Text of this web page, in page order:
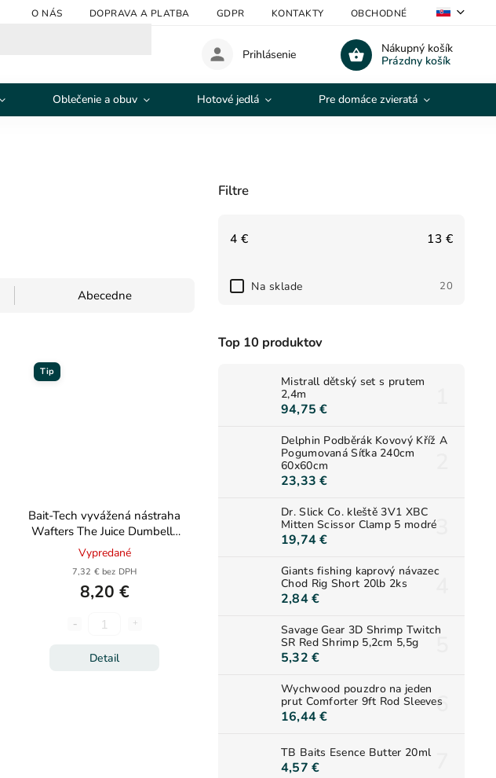
O NÁS DOPRAVA A PLATBA GDPR KONTAKTY OBCHODNÉ PODMIENKY
Nákupný košík
Prázdny košík
Prihlásenie
Oblečenie a obuv Hotové jedlá Pre domáce zvieratá
Filtre
4 € 13 €
Na sklade 20
Top 10 produktov
Mistrall dětský set s prutem
2,4m
94,75 €
Delphin Podběrák Kovový Kříž A
Pogumovaná Síťka 240cm
60x60cm
23,33 €
Dr. Slick Co. kleště 3V1 XBC
Mitten Scissor Clamp 5 modré
19,74 €
Giants fishing kaprový návazec
Chod Rig Short 20lb 2ks
2,84 €
Savage Gear 3D Shrimp Twitch
SR Red Shrimp 5,2cm 5,5g
5,32 €
Wychwood pouzdro na jeden
prut Comforter 9ft Rod Sleeves
16,44 €
TB Baits Esence Butter 20ml
4,57 €
Abecedne
Tip
Bait-Tech vyvážená nástraha
Wafters The Juice Dumbells
8mm 100ml
Vypredané
7,32 € bez DPH
8,20 €
Detail